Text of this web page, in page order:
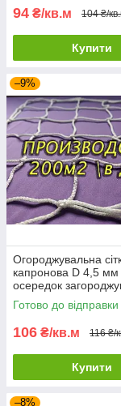
94 ₴/кв.м 104 ₴/
Купити
–9%
Огороджувальна
капронова D 4,5
осередок
для спортзалів
спортмайданчиків
Готово до відправки
106 ₴/кв.м 116 ₴/
Купити
–8%